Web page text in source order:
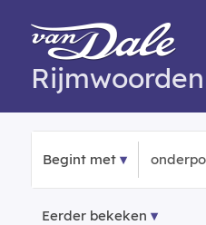
Begint met
Eerder bekeken